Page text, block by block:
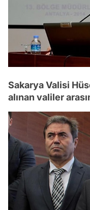
Sakarya Valisi
alınan valiler